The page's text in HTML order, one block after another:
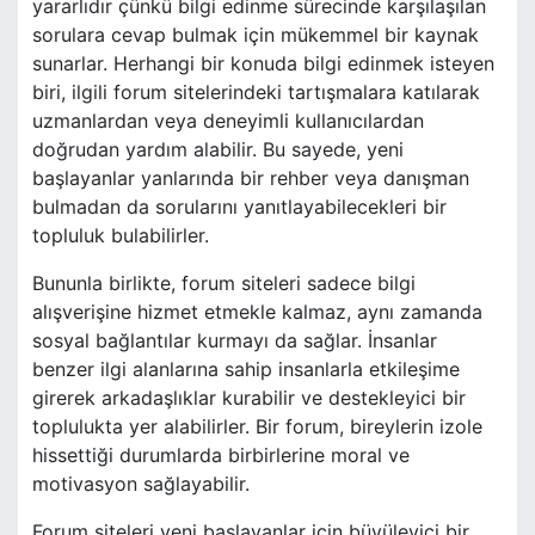
yararlıdır çünkü bilgi edinme sürecinde karşılaşılan
sorulara cevap bulmak için mükemmel bir kaynak
sunarlar. Herhangi bir konuda bilgi edinmek isteyen
biri, ilgili forum sitelerindeki tartışmalara katılarak
uzmanlardan veya deneyimli kullanıcılardan
doğrudan yardım alabilir. Bu sayede, yeni
başlayanlar yanlarında bir rehber veya danışman
bulmadan da sorularını yanıtlayabilecekleri bir
topluluk bulabilirler.
Bununla birlikte, forum siteleri sadece bilgi
alışverişine hizmet etmekle kalmaz, aynı zamanda
sosyal bağlantılar kurmayı da sağlar. İnsanlar
benzer ilgi alanlarına sahip insanlarla etkileşime
girerek arkadaşlıklar kurabilir ve destekleyici bir
toplulukta yer alabilirler. Bir forum, bireylerin izole
hissettiği durumlarda birbirlerine moral ve
motivasyon sağlayabilir.